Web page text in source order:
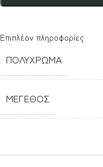
Επιπλέον πληροφορίες
ΠΟΛΎΧΡΩΜΑ
ΜΈΓΕΘΟΣ